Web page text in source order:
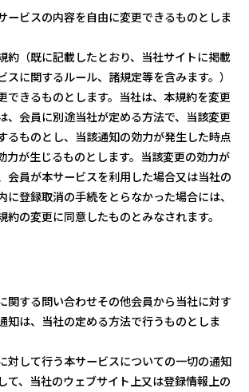
ービスの内容を自由に変更できるものとしま
約（既に記載したとおり、当社サイトに掲載
スに関するルール、諸規定等を含みます。）
できるものとします。当社は、本規約を変更
、会員に別途当社が定める方法で、当該変更
るものとし、当該通知の効力が発生した時点
力が生じるものとします。当該変更の効力が
会員が本サービスを利用した場合又は当社の
に登録取消の手続をとらなかった場合には、
約の変更に同意したものとみなされます。
関する問い合わせその他会員から当社に対す
知は、当社の定める方法で行うものとしま
対して行う本サービスについての一切の通知
て、当社のウェブサイト上又は登録情報上の